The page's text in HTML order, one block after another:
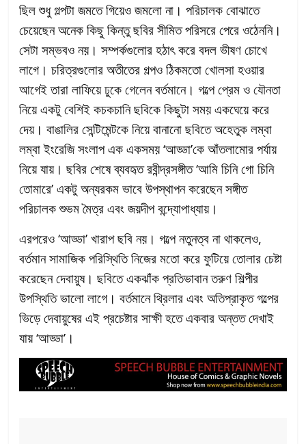
ছিল শুধু গল্পটা জমতে গিয়েও জমলো না। পরিচালক বোঝাতে
চেয়েছেন অনেক কিছু কিন্তু ছবির সীমিত পরিসরে পেরে ওঠেননি।
সেটা সম্ভবও নয়। সম্পর্কগুলোর হঠাৎ করে বদল ভীষণ চোখে
লাগে। চরিত্রগুলোর অতীতের গল্পও ঠিকমতো খোলসা হওয়ার
আগেই তারা লাফিয়ে ঢুকে গেলেন বর্তমানে। গল্পে প্রেম ও যৌনতা
নিয়ে একটু বেশিই কচকচানি ছবিকে কিছুটা সময় একঘেয়ে করে
দেয়। বাঙালির সেন্টিমেন্টকে নিয়ে বানানো ছবিতে অহেতুক লম্বা
লম্বা ইংরেজি সংলাপ এক একসময় ‘আড্ডা’কে আঁতলামোর পর্যায়
নিয়ে যায়। ছবির শেষে ব্যবহৃত রবীন্দ্রসঙ্গীত ‘আমি চিনি গো চিনি
তোমারে’ একটু অন্যরকম ভাবে উপস্থাপন করেছেন সঙ্গীত
পরিচালক শুভম মৈত্র এবং জয়দীপ বন্দ্যোপাধ্যায়।
এরপরেও ‘আড্ডা’ খারাপ ছবি নয়। গল্পে নতুনত্ব না থাকলেও,
বর্তমান সামাজিক পরিস্থিতি নিজের মতো করে ফুটিয়ে তোলার চেষ্টা
করেছেন দেবায়ুষ। ছবিতে একঝাঁক প্রতিভাবান তরুণ শিল্পীর
উপস্থিতি ভালো লাগে। বর্তমানে থ্রিলার এবং অতিপ্রাকৃত গল্পের
ভিড়ে দেবায়ুষের এই প্রচেষ্টার সাক্ষী হতে একবার অন্তত দেখাই
যায় ‘আড্ডা’।